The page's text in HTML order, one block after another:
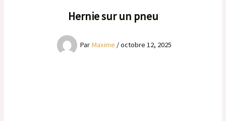
Hernie sur un pneu
Par Maxime /octobre 12, 2025